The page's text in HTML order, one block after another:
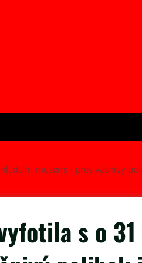
mužem: I přes vášnivý
s o